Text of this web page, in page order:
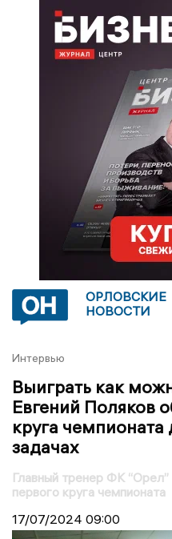
ОРЛОВСКИЕ
НОВОСТИ
Интервью
Выиграть как
Евгений Поляков
круга
задачах
Главный тренер ФК
первого круга чемпионата
17/07/2024 09:00